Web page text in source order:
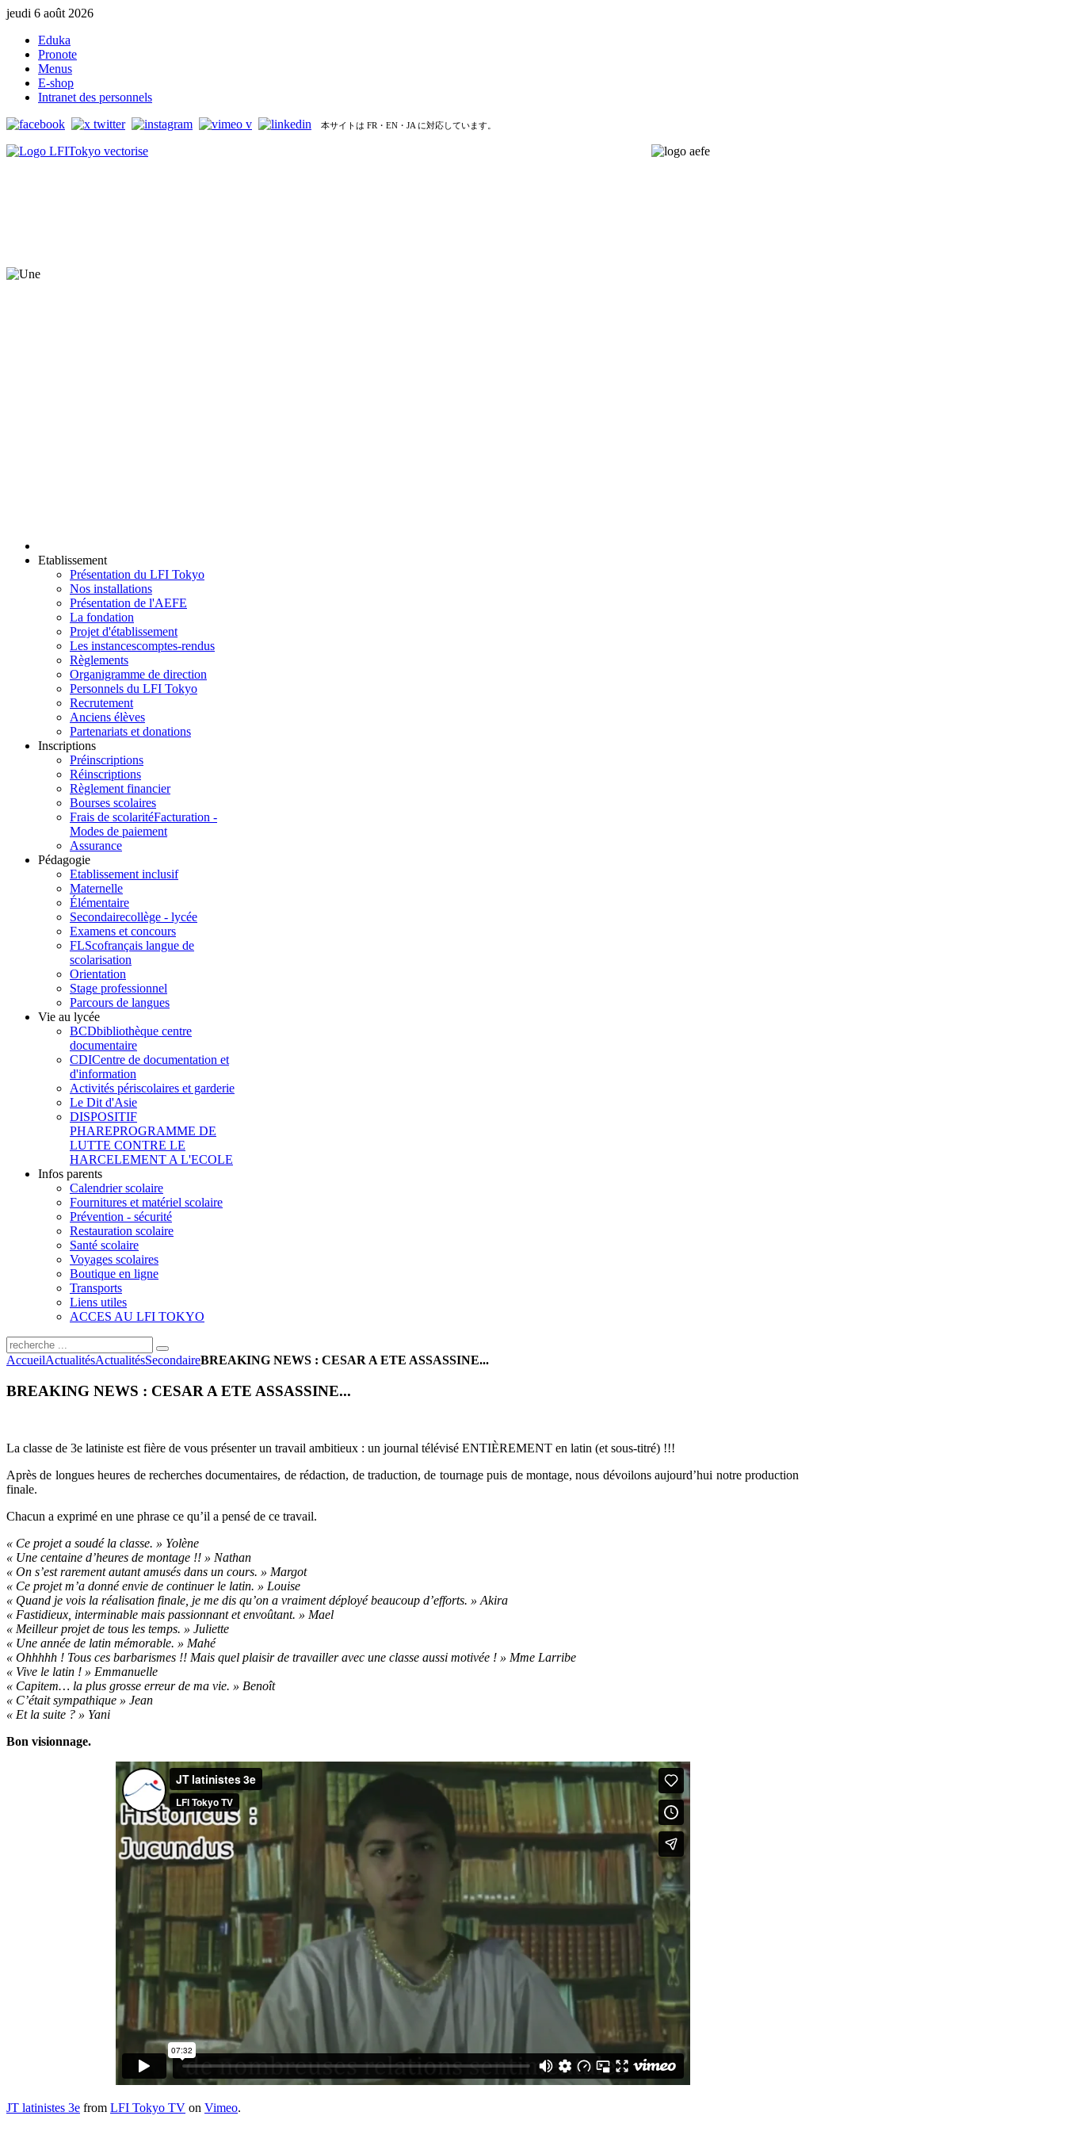
jeudi 6 août 2026
Eduka
Pronote
Menus
E-shop
Intranet des personnels
本サイトは FR・EN・JA に対応しています。
Etablissement
Présentation du LFI Tokyo
Nos installations
Présentation de l'AEFE
La fondation
Projet d'établissement
Les instancescomptes-rendus
Règlements
Organigramme de direction
Personnels du LFI Tokyo
Recrutement
Anciens élèves
Partenariats et donations
Inscriptions
Préinscriptions
Réinscriptions
Règlement financier
Bourses scolaires
Frais de scolaritéFacturation -
Modes de paiement
Assurance
Pédagogie
Etablissement inclusif
Maternelle
Élémentaire
Secondairecollège - lycée
Examens et concours
FLScofrançais langue de
scolarisation
Orientation
Stage professionnel
Parcours de langues
Vie au lycée
BCDbibliothèque centre
documentaire
CDICentre de documentation et
d'information
Activités périscolaires et garderie
Le Dit d'Asie
DISPOSITIF
PHAREPROGRAMME DE
LUTTE CONTRE LE
HARCELEMENT A L'ECOLE
Infos parents
Calendrier scolaire
Fournitures et matériel scolaire
Prévention - sécurité
Restauration scolaire
Santé scolaire
Voyages scolaires
Boutique en ligne
Transports
Liens utiles
ACCES AU LFI TOKYO
AccueilActualitésActualitésSecondaireBREAKING NEWS : CESAR A ETE ASSASSINE...
BREAKING NEWS : CESAR A ETE ASSASSINE...
La classe de 3e latiniste est fière de vous présenter un travail ambitieux : un journal télévisé ENTIÈREMENT en latin (et sous-titré) !!!
Après de longues heures de recherches documentaires, de rédaction, de traduction, de tournage puis de montage, nous dévoilons aujourd’hui notre production
finale.
Chacun a exprimé en une phrase ce qu’il a pensé de ce travail.
« Ce projet a soudé la classe. » Yolène
« Une centaine d’heures de montage !! » Nathan
« On s’est rarement autant amusés dans un cours. » Margot
« Ce projet m’a donné envie de continuer le latin. » Louise
« Quand je vois la réalisation finale, je me dis qu’on a vraiment déployé beaucoup d’efforts. » Akira
« Fastidieux, interminable mais passionnant et envoûtant. » Mael
« Meilleur projet de tous les temps. » Juliette
« Une année de latin mémorable. » Mahé
« Ohhhhh ! Tous ces barbarismes !! Mais quel plaisir de travailler avec une classe aussi motivée ! » Mme Larribe
« Vive le latin ! » Emmanuelle
« Capitem… la plus grosse erreur de ma vie. » Benoît
« C’était sympathique » Jean
« Et la suite ? » Yani
Bon visionnage.
JT latinistes 3e from LFI Tokyo TV on Vimeo.